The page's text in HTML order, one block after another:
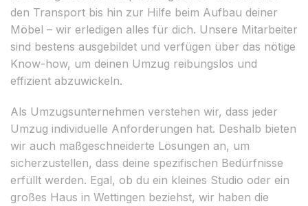
den Transport bis hin zur Hilfe beim Aufbau deiner
Möbel – wir erledigen alles für dich. Unsere Mitarbeiter
sind bestens ausgebildet und verfügen über das nötige
Know-how, um deinen Umzug reibungslos und
effizient abzuwickeln.
Als Umzugsunternehmen verstehen wir, dass jeder
Umzug individuelle Anforderungen hat. Deshalb bieten
wir auch maßgeschneiderte Lösungen an, um
sicherzustellen, dass deine spezifischen Bedürfnisse
erfüllt werden. Egal, ob du ein kleines Studio oder ein
großes Haus in Wettingen beziehst, wir haben die